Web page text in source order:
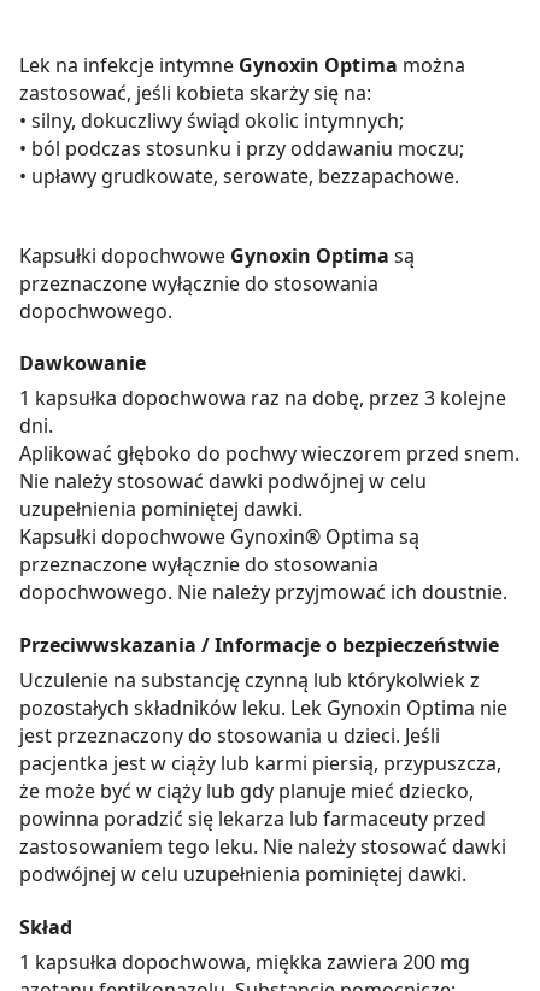
Lek na infekcje intymne Gynoxin Optima można
zastosować, jeśli kobieta skarży się na:
• silny, dokuczliwy świąd okolic intymnych;
• ból podczas stosunku i przy oddawaniu moczu;
• upławy grudkowate, serowate, bezzapachowe.
Kapsułki dopochwowe Gynoxin Optima są
przeznaczone wyłącznie do stosowania
dopochwowego.
Dawkowanie
1 kapsułka dopochwowa raz na dobę, przez 3 kolejne
dni.
Aplikować głęboko do pochwy wieczorem przed snem.
Nie należy stosować dawki podwójnej w celu
uzupełnienia pominiętej dawki.
Kapsułki dopochwowe Gynoxin® Optima są
przeznaczone wyłącznie do stosowania
dopochwowego. Nie należy przyjmować ich doustnie.
Przeciwwskazania / Informacje o bezpieczeństwie
Uczulenie na substancję czynną lub którykolwiek z
pozostałych składników leku. Lek Gynoxin Optima nie
jest przeznaczony do stosowania u dzieci. Jeśli
pacjentka jest w ciąży lub karmi piersią, przypuszcza,
że może być w ciąży lub gdy planuje mieć dziecko,
powinna poradzić się lekarza lub farmaceuty przed
zastosowaniem tego leku. Nie należy stosować dawki
podwójnej w celu uzupełnienia pominiętej dawki.
Skład
1 kapsułka dopochwowa, miękka zawiera 200 mg